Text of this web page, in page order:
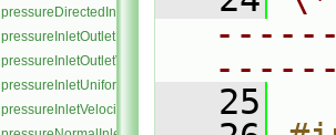
pressureDirectedInletVelocity
pressureInletOutletParSlipVelocity
pressureInletOutletVelocity
pressureInletUniformVelocity
pressureInletVelocity
   25